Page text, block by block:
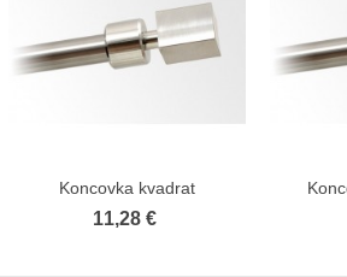
Roleta plisé extra séria s montážou
do rámu Čierna
9,73 €10,24 €
do rámu Biela
Zobraziť viac
Koncovka kvadrat
11,28 €